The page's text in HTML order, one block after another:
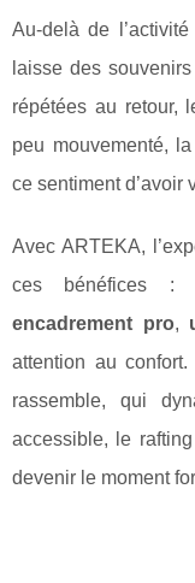
Au-delà de
laisse des
répétées au retour,
peu mouvementé,
ce sentiment d’avoir
Avec ARTEKA,
ces bénéfices :
encadrement pro,
attention au
rassemble, qui
accessible, le
devenir le moment